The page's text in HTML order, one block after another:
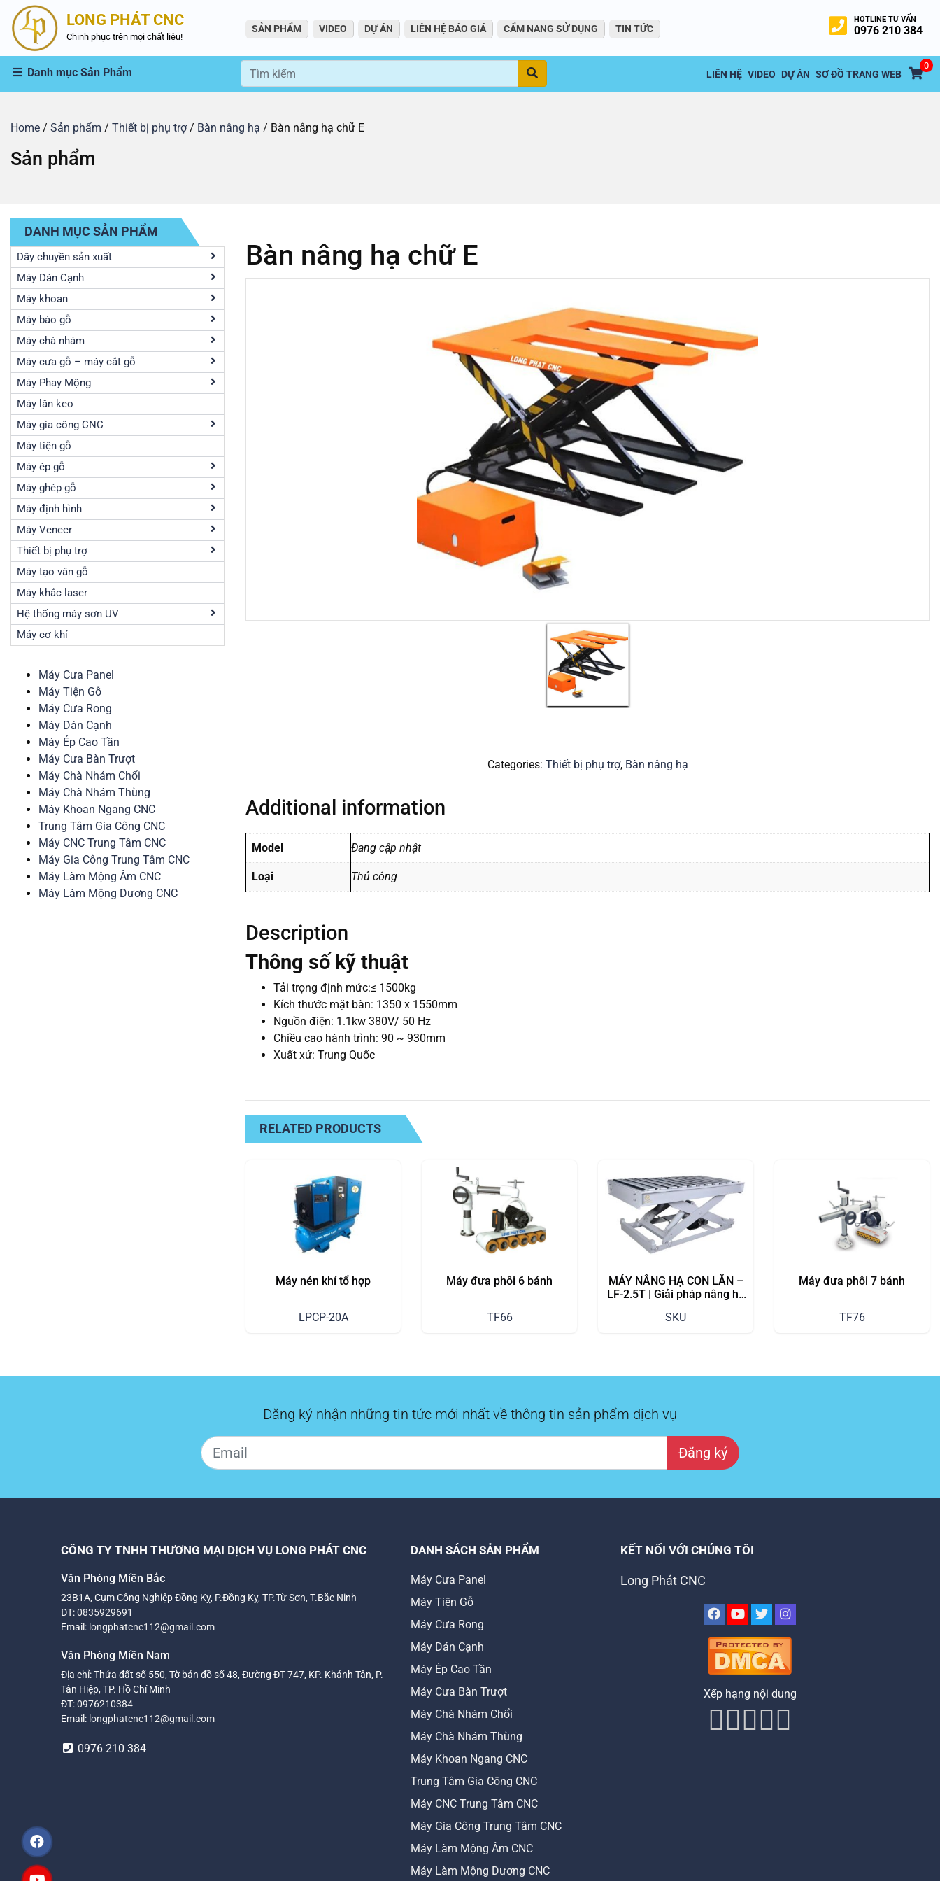
LONG PHÁT CNC
Chinh phục trên mọi chất liệu!
SẢN PHẨM VIDEO DỰ ÁN LIÊN HỆ BÁO GIÁ CẨM NANG SỬ DỤNG TIN TỨC
HOTLINE TƯ VẤN
0976 210 384
Danh mục Sản Phẩm Tìm LIÊN HỆ VIDEO DỰ ÁN SƠ ĐỒ TRANG WEB
0
Home / Sản phẩm / Thiết bị phụ trợ/ Bàn nâng hạ / Bàn nâng hạ chữ E
Sản phẩm
DANH MỤC SẢN PHẨM
Dây chuyền sản xuất
Máy Dán Cạnh
Máy khoan
Máy bào gỗ
Máy chà nhám
Máy cưa gỗ – máy cắt gỗ
Máy Phay Mộng
Máy lăn keo
Máy gia công CNC
Máy tiện gỗ
Máy ép gỗ
Máy ghép gỗ
Máy định hình
Máy Veneer
Thiết bị phụ trợ
Máy tạo vân gỗ
Máy khắc laser
Hệ thống máy sơn UV
Máy cơ khí
Máy Cưa Panel
Máy Tiện Gỗ
Máy Cưa Rong
Máy Dán Cạnh
Máy Ép Cao Tần
Máy Cưa Bàn Trượt
Máy Chà Nhám Chổi
Máy Chà Nhám Thùng
Máy Khoan Ngang CNC
Trung Tâm Gia Công CNC
Máy CNC Trung Tâm CNC
Máy Gia Công Trung Tâm CNC
Máy Làm Mộng Âm CNC
Máy Làm Mộng Dương CNC
Bàn nâng hạ chữ E
Categories: Thiết bị phụ trợ, Bàn nâng hạ
Description
Thông số kỹ thuật
Tải trọng định mức:≤ 1500kg
Kích thước mặt bàn: 1350 x 1550mm
Nguồn điện: 1.1kw 380V/ 50 Hz
Chiều cao hành trình: 90 ~ 930mm
Xuất xứ: Trung Quốc
Additional information
Model Đang cập nhật
Loại Thủ công
RELATED PRODUCTS
Máy nén khí tổ hợp
LPCP-20A
Máy đưa phôi 6 bánh
TF66
MÁY NÂNG HẠ CON LĂN –
LF-2.5T | Giải pháp nâng hạ
và hiệu quả
SKU
Máy đưa phôi 7 bánh
TF76
Đăng ký nhận những tin tức mới nhất về thông tin sản phẩm dịch vụ
Đăng ký
CÔNG TY TNHH THƯƠNG MẠI DỊCH VỤ LONG PHÁT CNC
Văn Phòng Miền Bắc
23B1A, Cụm Công Nghiệp Đồng Kỵ, P.Đồng Kỵ, TP.Từ Sơn, T.Bắc Ninh
ĐT:0835929691
Email: longphatcnc112@gmail.com
Văn Phòng Miền Nam
Địa chỉ: Thửa đất số 550, Tờ bản đồ số 48, Đường ĐT 747, KP. Khánh Tân, P.
Tân Hiệp, TP. Hồ Chí Minh
ĐT:0976210384
Email: longphatcnc112@gmail.com
0976 210 384
DANH SÁCH SẢN PHẨM
Máy Cưa Panel
Máy Tiện Gỗ
Máy Cưa Rong
Máy Dán Cạnh
Máy Ép Cao Tần
Máy Cưa Bàn Trượt
Máy Chà Nhám Chổi
Máy Chà Nhám Thùng
Máy Khoan Ngang CNC
Trung Tâm Gia Công CNC
Máy CNC Trung Tâm CNC
Máy Gia Công Trung Tâm CNC
Máy Làm Mộng Âm CNC
Máy Làm Mộng Dương CNC
KẾT NỐI VỚI CHÚNG TÔI
Long Phát CNC
Xếp hạng nội dung